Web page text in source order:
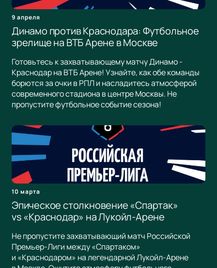
9 апреля
Динамо против Краснодара: Футбольное
зрелище на ВТБ Арене в Москве
Готовьтесь к захватывающему матчу Динамо -
Краснодар на ВТБ Арене! Узнайте, как обе команды
борются за очки в РПЛ и насладитесь атмосферой
современного стадиона в центре Москвы. Не
пропустите футбольное событие сезона!
10 марта
Эпическое столкновение «Спартак»
vs «Краснодар» на Лукойл-Арене
Не пропустите захватывающий матч Российской
Премьер-Лиги между «Спартаком»
и «Краснодаром» на легендарной Лукойл-Арене